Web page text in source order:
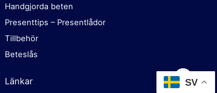
Handgjorda beten
Presenttips – Presentlådor
Tillbehör
Beteslås
Länkar SV